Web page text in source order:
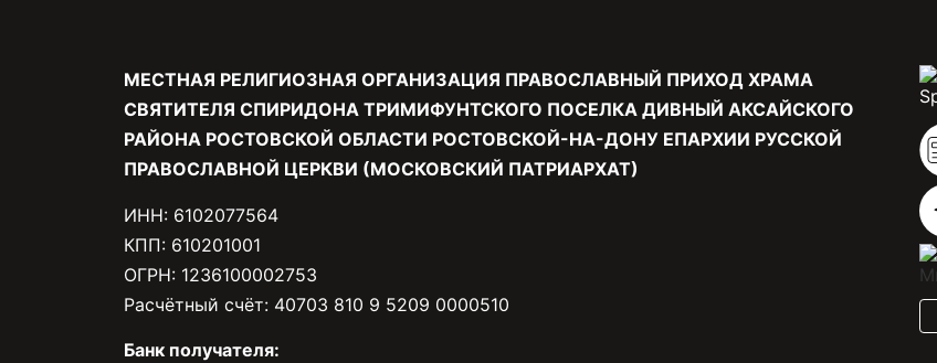
МЕСТНАЯ РЕЛИГИОЗНАЯ ОРГАНИЗАЦИЯ ПРАВОСЛАВНЫЙ ПРИХОД ХРАМА
СВЯТИТЕЛЯ СПИРИДОНА ТРИМИФУНТСКОГО ПОСЕЛКА ДИВНЫЙ АКСАЙСКОГО
РАЙОНА РОСТОВСКОЙ ОБЛАСТИ РОСТОВСКОЙ-НА-ДОНУ ЕПАРХИИ РУССКОЙ
ПРАВОСЛАВНОЙ ЦЕРКВИ (МОСКОВСКИЙ ПАТРИАРХАТ)
ИНН: 6102077564
КПП: 610201001
ОГРН: 1236100002753
Расчётный счёт: 40703 810 9 5209 0000510
Банк получателя: